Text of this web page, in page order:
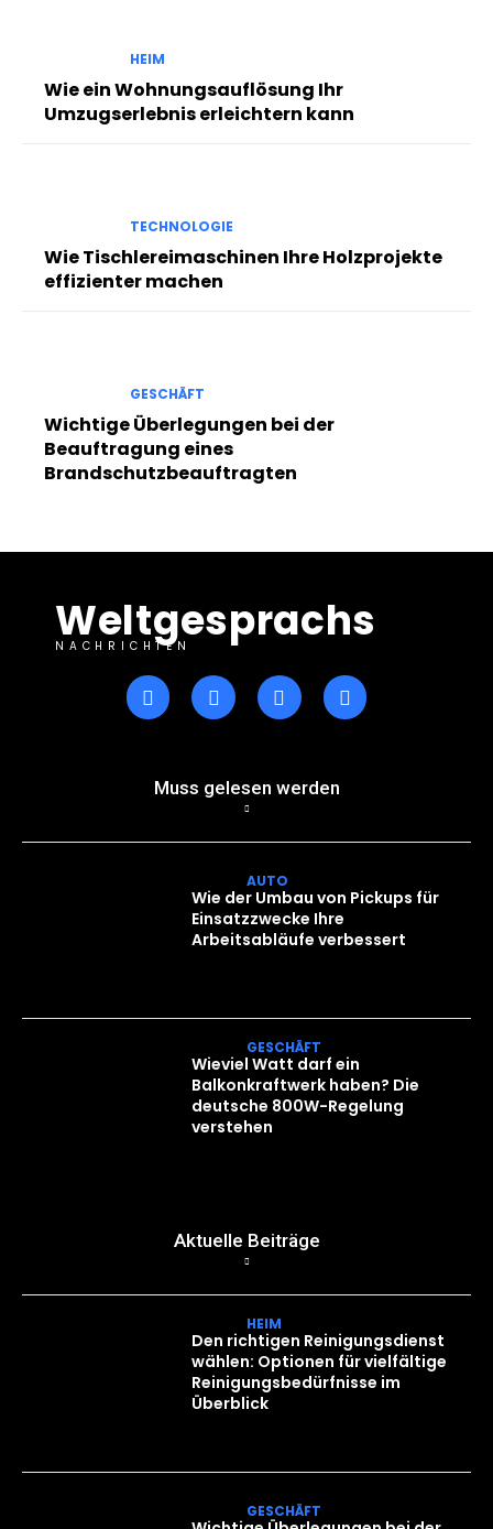
HEIM
Wie ein Wohnungsauflösung Ihr
Umzugserlebnis erleichtern kann
TECHNOLOGIE
Wie Tischlereimaschinen Ihre Holzprojekte
effizienter machen
GESCHÄFT
Wichtige Überlegungen bei der
Beauftragung eines
Brandschutzbeauftragten
Weltgesprachs
NACHRICHTEN
Muss gelesen werden
AUTO
Wie der Umbau von Pickups für
Einsatzzwecke Ihre
Arbeitsabläufe verbessert
GESCHÄFT
Wieviel Watt darf ein
Balkonkraftwerk haben? Die
deutsche 800W-Regelung
verstehen
Aktuelle Beiträge
HEIM
Den richtigen Reinigungsdienst
wählen: Optionen für vielfältige
Reinigungsbedürfnisse im
Überblick
GESCHÄFT